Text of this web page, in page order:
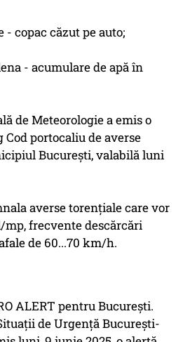
copac căzut pe auto;
- acumulare de apă în
de Meteorologie a emis o
portocaliu de averse
Bucureşti, valabilă luni
averse torenţiale care vor
mp, frecvente descărcări
de 60...70 km/h.
ALERT pentru București.
de Urgență București-